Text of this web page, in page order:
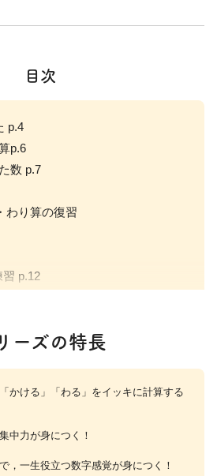
目次
p.4
p.6
数 p.7
わり算の復習
p.12
算・ひき算 p.24
し算・ひき算 p.25
p.26
ーズの特長
かける」「わる」をイッキに計算する
中力が身につく！
，一生役立つ数字感覚が身につく！